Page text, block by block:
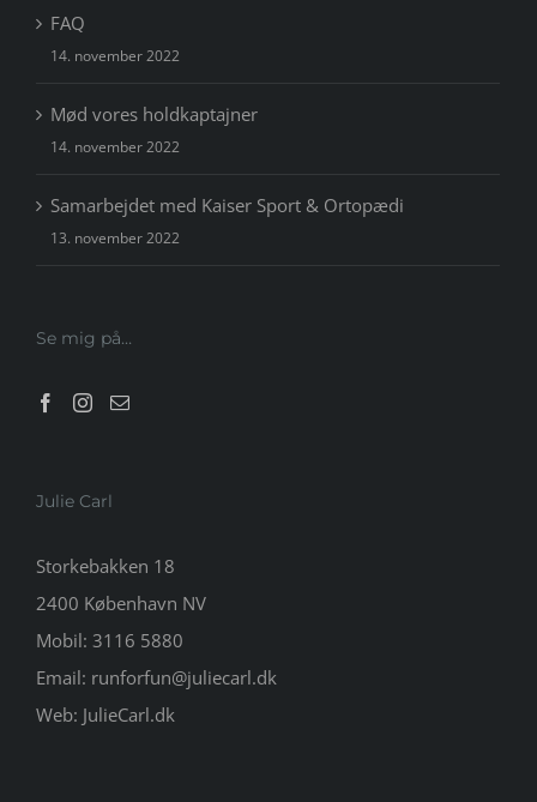
FAQ
14. november 2022
Mød vores holdkaptajner
14. november 2022
Samarbejdet med Kaiser Sport & Ortopædi
13. november 2022
Se mig på…
Julie Carl
Storkebakken 18
2400 København NV
Mobil: 3116 5880
Email: runforfun@juliecarl.dk
Web: JulieCarl.dk